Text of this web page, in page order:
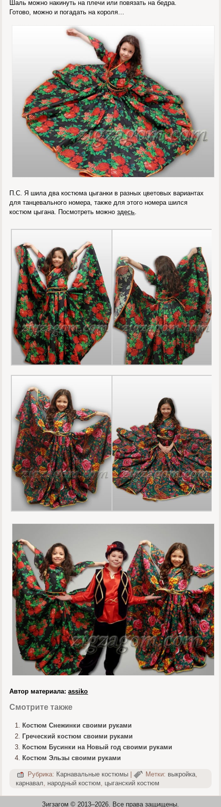
Шаль можно накинуть на плечи или повязать на бедра.
Готово, можно и погадать на короля…
П.С. Я шила два костюма цыганки в разных цветовых вариантах
для танцевального номера, также для этого номера шился
костюм цыгана. Посмотреть можноздесь.
Автор материала:assiko
Смотрите также
Костюм Снежинки своими руками
Греческий костюм своими руками
Костюм Бусинки на Новый год своими руками
Костюм Эльзы своими руками
Рубрика: Карнавальные костюмы | Метки: выкройка,
карнавал
народный костюм цыганский костюм
Зигзагом © 2013–2026. Все права защищены.